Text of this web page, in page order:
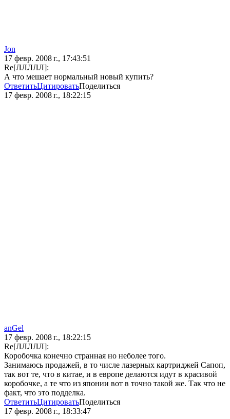
Jon
17 февр. 2008 г., 17:43:51
Re[ЛЛЛЛЛ]:
А что мешает нормальный новый купить?
ОтветитьЦитироватьПоделиться
17 февр. 2008 г., 18:22:15
anGel
17 февр. 2008 г., 18:22:15
Re[ЛЛЛЛЛ]:
Коробочка конечно странная но неболее того.
Занимаюсь продажей, в то числе лазерных картриджей Сапоп,
так вот те, что в китае, и в европе делаются идут в красивой
коробочке, а те что из японии вот в точно такой же. Так что не
факт, что это подделка.
ОтветитьЦитироватьПоделиться
17 февр. 2008 г., 18:33:47